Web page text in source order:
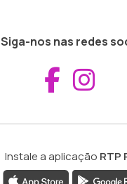
Siga-nos nas redes
Instale a aplicação RTP